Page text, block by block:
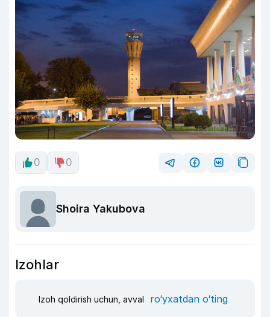
0 0
Shoira Yakubova
Izohlar
Izoh qoldirish uchun, avval ro‘yxatdan o‘ting